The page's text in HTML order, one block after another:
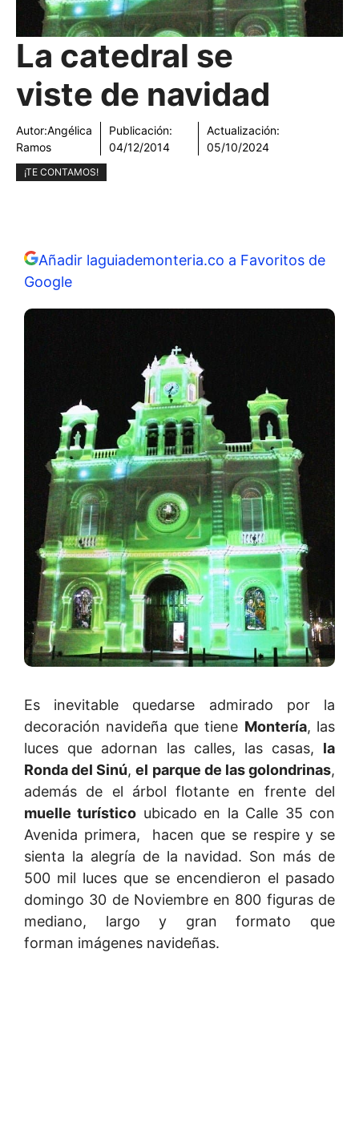
La catedral se
viste de navidad
Autor:Angélica
Ramos
Publicación:
04/12/2014
Actualización:
05/10/2024
¡TE CONTAMOS!
Añadir laguiademonteria.co a Favoritos de
Google
Es inevitable quedarse admirado por la
decoración navideña que tiene Montería, las
luces que adornan las calles, las casas, la
Ronda del Sinú,el parque de las golondrinas,
además de el árbol flotante en frente del
muelle turístico ubicado en la Calle 35 con
Avenida primera, hacen que se respire y se
sienta la alegría de la navidad. Son más de
500 mil luces que se encendieron el pasado
domingo 30 de Noviembre en 800 figuras de
mediano, largo y gran formato que
forman imágenes navideñas.